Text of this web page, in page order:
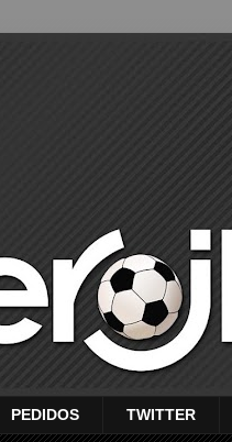
PEDIDOS TWITTER